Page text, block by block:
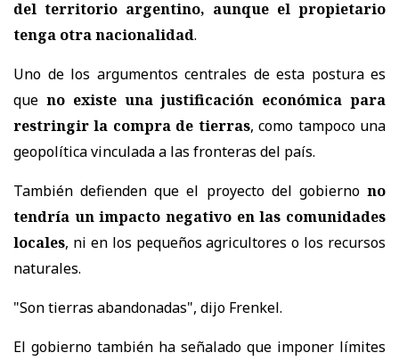
del territorio argentino, aunque el propietario
tenga otra nacionalidad.
Uno de los argumentos centrales de esta postura es
que no existe una justificación económica para
restringir la compra de tierras, como tampoco una
geopolítica vinculada a las fronteras del país.
También defienden que el proyecto del gobierno no
tendría un impacto negativo en las comunidades
locales, ni en los pequeños agricultores o los recursos
naturales.
"Son tierras abandonadas", dijo Frenkel.
El gobierno también ha señalado que imponer límites